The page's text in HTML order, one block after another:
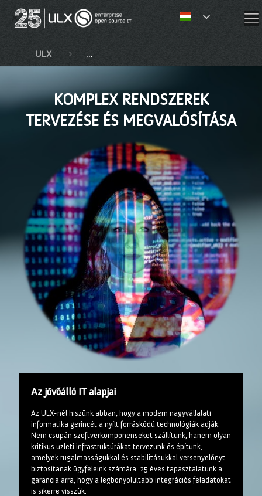
✕
ULX Kompetenciák és szolgáltatások
KOMPLEX RENDSZEREK
TERVEZÉSE ÉS MEGVALÓSÍTÁSA
Az jövőálló IT alapjai
Az ULX-nél hiszünk abban, hogy a modern nagyvállalati
informatika gerincét a nyílt forráskódú technológiák adják.
Nem csupán szoftverkomponenseket szállítunk, hanem olyan
kritikus üzleti infrastruktúrákat tervezünk és építünk,
amelyek rugalmasságukkal és stabilitásukkal versenyelőnyt
biztosítanak ügyfeleink számára. 25 éves tapasztalatunk a
garancia arra, hogy a legbonyolultabb integrációs feladatokat
is sikerre visszük.